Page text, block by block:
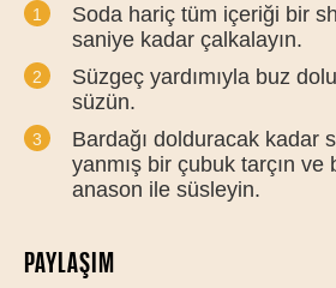
Soda hariç tüm içeriği bir
saniye kadar çalkalayın.
Süzgeç yardımıyla buz
süzün.
Bardağı dolduracak kadar
yanmış bir çubuk tarçın ve
anason ile süsleyin.
PAYLAŞIM